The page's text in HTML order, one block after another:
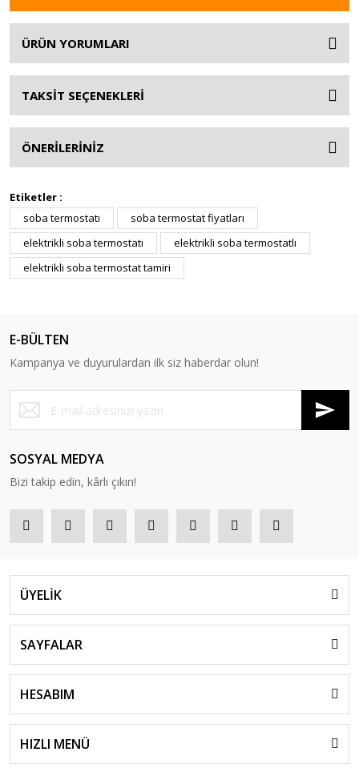
ÜRÜN YORUMLARI
TAKSİT SEÇENEKLERİ
ÖNERİLERİNİZ
Etiketler :
soba termostatı
soba termostat fiyatları
elektrikli soba termostatı
elektrikli soba termostatlı
elektrikli soba termostat tamiri
E-BÜLTEN
Kampanya ve duyurulardan ilk siz haberdar olun!
SOSYAL MEDYA
Bizi takip edin, kârlı çıkın!
ÜYELİK
SAYFALAR
HESABIM
HIZLI MENÜ